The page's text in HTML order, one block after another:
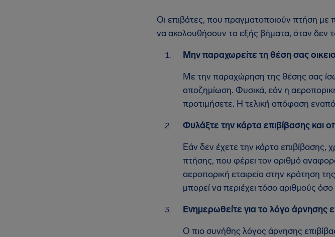
Οι επιβάτες, που πραγματοποιούν πτήση
να ακολουθήσουν τα εξής βήματα, όταν δεν
Μην παραχωρείτε τη θέση σας
Με την παραχώρηση της θέσης σας
αποζημίωση. Φυσικά, εάν η
προτιμήσετε. Η τελική απόφαση
Φυλάξτε την κάρτα επιβίβασης και
Εάν δεν έχετε την κάρτα επιβίβασης,
πτήσης, που φέρει τον αριθμό
αεροπορική εταιρεία στην κράτηση
μπορεί να περιέχει τόσο αριθμούς
Ενημερωθείτε για το λόγο άρνησης
Ο πιο συνήθης λόγος άρνησης